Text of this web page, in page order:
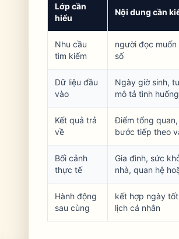
Lớp cần
hiểu
Nội dung cần
Nhu cầu
tìm kiếm
người đọc
số
Dữ liệu đầu
vào
Ngày giờ sinh,
mô tả tình
Kết quả trả
về
Điểm tổng
bước tiếp theo
Bối cảnh
thực tế
Gia đình, sức
nhà, quan hệ
Hành động
sau cùng
kết hợp ngày
lịch cá nhân